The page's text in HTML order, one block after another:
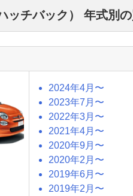
ッチバック） 年式別
2024年4月〜
2023年7月〜
2022年3月〜
2021年4月〜
2020年9月〜
2020年2月〜
2019年6月〜
2019年2月〜